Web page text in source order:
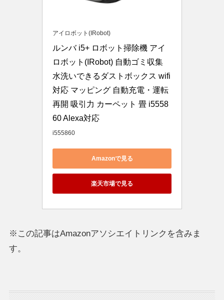
アイロボット(IRobot)
ルンバ i5+ ロボット掃除機 アイ
ロボット(IRobot) 自動ゴミ収集
水洗いできるダストボックス wifi
対応 マッピング 自動充電・運転
再開 吸引力 カーペット 畳 i5558
60 Alexa対応
i555860
Amazonで見る
楽天市場で見る
※この記事はAmazonアソシエイトリンクを含みま
す。